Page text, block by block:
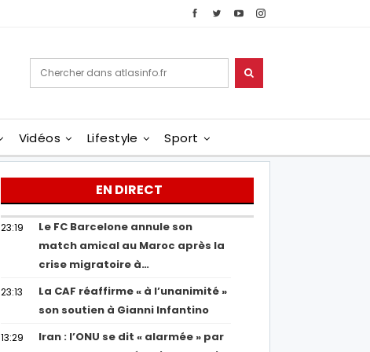
Vidéos Lifestyle Sport
EN DIRECT
23:19
Le FC Barcelone annule son
match amical au Maroc après la
crise migratoire à…
23:13
La CAF réaffirme « à l’unanimité »
son soutien à Gianni Infantino
13:29
Iran : l’ONU se dit « alarmée » par